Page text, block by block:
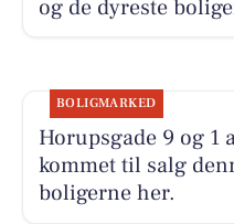
og de dyreste
BOLIGMARKED
Horupsgade 9 og 1
kommet til salg
boligerne her.